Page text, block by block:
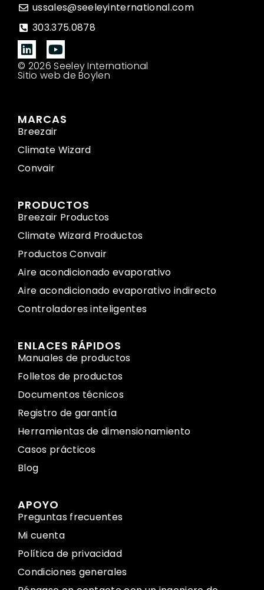
ussales@seeleyinternational.com
303.375.0878
© 2026 Seeley International
Sitio web de Boylen
MARCAS
Breezair
Climate Wizard
Convair
PRODUCTOS
Breezair Productos
Climate Wizard Productos
Productos Convair
Aire acondicionado evaporativo
Aire acondicionado evaporativo indirecto
Controladores inteligentes
ENLACES RÁPIDOS
Manuales de productos
Folletos de productos
Documentos técnicos
Registro de garantía
Herramientas de dimensionamiento
Casos prácticos
Blog
APOYO
Preguntas frecuentes
Mi cuenta
Política de privacidad
Condiciones generales